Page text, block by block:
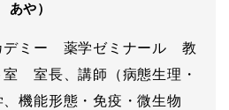
や）
デミー 薬学ゼミナール 教
室長、講師（病態生理・
機能形態・免疫・微生物